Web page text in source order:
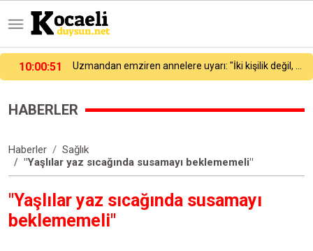
09:58 Altın fiyatları 7 haftanın zirvesinde
HABERLER
Haberler
Sağlık
"Yaşlılar yaz sıcağında susamayı beklememeli"
"Yaşlılar yaz sıcağında susamayı
beklememeli"